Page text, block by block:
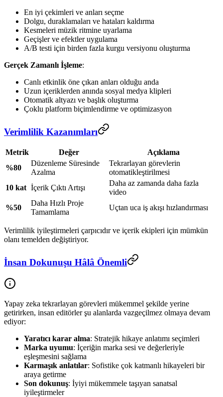
En iyi çekimleri ve anları seçme
Dolgu, duraklamaları ve hataları kaldırma
Kesmeleri müzik ritmine uyarlama
Geçişler ve efektler uygulama
A/B testi için birden fazla kurgu versiyonu oluşturma
Gerçek Zamanlı İşleme:
Canlı etkinlik öne çıkan anları olduğu anda
Uzun içeriklerden anında sosyal medya klipleri
Otomatik altyazı ve başlık oluşturma
Çoklu platform biçimlendirme ve optimizasyon
Verimlilik Kazanımları
Metrik Değer
Açıklama
%80
Düzenleme Süresinde
Azalma
Tekrarlayan görevlerin
otomatikleştirilmesi
10 kat İçerik Çıktı Artışı
Daha az zamanda daha fazla
video
%50
Daha Hızlı Proje
Tamamlama
Uçtan uca iş akışı hızlandırması
Verimlilik iyileştirmeleri çarpıcıdır ve içerik ekipleri için mümkün
olanı temelden değiştiriyor.
İnsan Dokunuşu Hâlâ Önemli
Yapay zeka tekrarlayan görevleri mükemmel şekilde yerine
getirirken, insan editörler şu alanlarda vazgeçilmez olmaya devam
ediyor:
Yaratıcı karar alma: Stratejik hikaye anlatımı seçimleri
Marka uyumu: İçeriğin marka sesi ve değerleriyle
eşleşmesini sağlama
Karmaşık anlatılar: Sofistike çok katmanlı hikayeleri bir
araya getirme
Son dokunuş: İyiyi mükemmele taşıyan sanatsal
iyileştirmeler